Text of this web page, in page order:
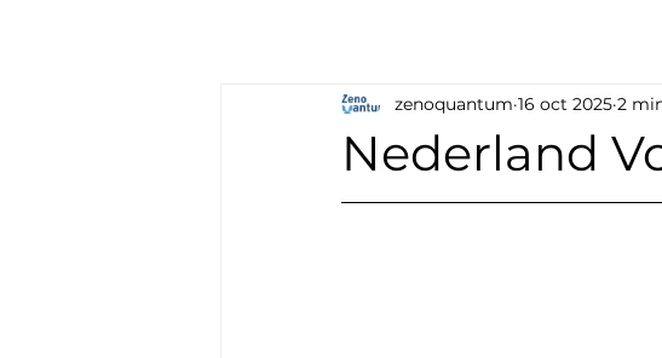
Nederland
zenoquantum 16 oct 2025 2